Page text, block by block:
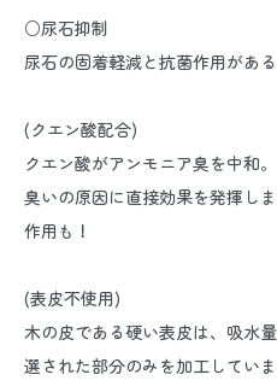
○尿石抑制
尿石の固着軽減と抗菌作用があ
(クエン酸配合)
クエン酸がアンモニア臭を中和。
臭いの原因に直接効果を発揮し
作用も！
(表皮不使用)
木の皮である硬い表皮は、吸水
選された部分のみを加工していま